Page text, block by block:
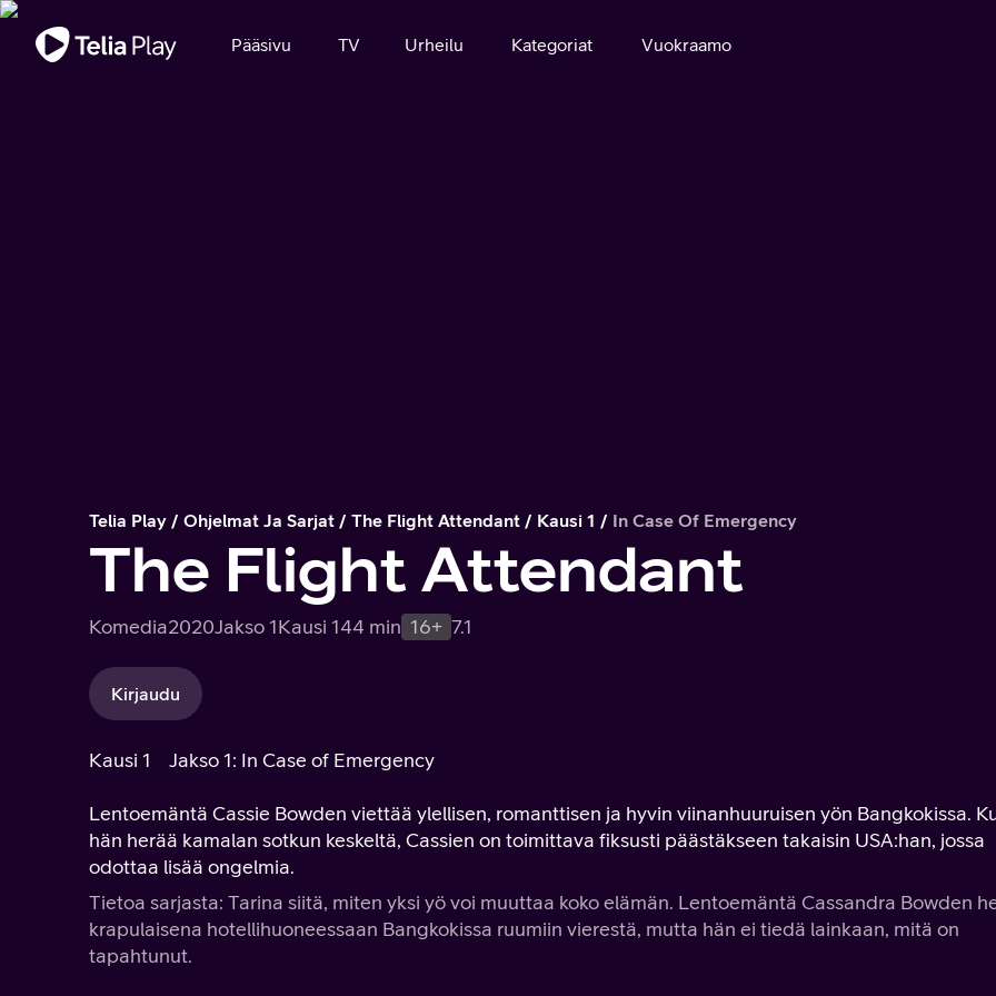
Tärkeä viesti
Pääsivu TV Urheilu Kategoriat Vuokraamo
Telia Play Ohjelmat Ja Sarjat The Flight Attendant Kausi 1 In Case Of Emergency
The Flight Attendant
Komedia2020Jakso 1Kausi 144 min 16+ 7.1
Kirjaudu
Kausi 1 Jakso 1: In Case of Emergency
Lentoemäntä Cassie Bowden viettää ylellisen, romanttisen ja hyvin viinanhuuruisen yön Bangkokissa.
hän herää kamalan sotkun keskeltä, Cassien on toimittava fiksusti päästäkseen takaisin USA:han, jossa
odottaa lisää ongelmia.
Tietoa sarjasta: Tarina siitä, miten yksi yö voi muuttaa koko elämän. Lentoemäntä Cassandra Bowden
krapulaisena hotellihuoneessaan Bangkokissa ruumiin vierestä, mutta hän ei tiedä lainkaan, mitä on
tapahtunut.